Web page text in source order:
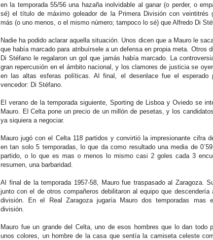
en la temporada 55/56 una hazaña inolvidable al ganar (o perder, o
sé) el título de máximo goleador de la Primera División con veintitrés
más (o uno menos, o el mismo número; tampoco lo sé) que Alfredo Di
Nadie ha podido aclarar aquella situación. Unos dicen que a Mauro le
que había marcado para atribuírsele a un defensa en propia meta. Otros
Di Stéfano le regalaron un gol que jamás había marcado. La
gran repercusión en el ámbito nacional, y los clamores de justicia se
en las altas esferas políticas. Al final, el desenlace fue el esperado
vencedor: Di Stéfano.
El verano de la temporada siguiente, Sporting de Lisboa y Oviedo se
Mauro. El Celta pone un precio de un millón de pesetas, y los
ya siquiera a negociar.
Mauro jugó con el Celta 118 partidos y convirtió la impresionante cifra
en tan solo 5 temporadas, lo que da como resultado una media de
partido, o lo que es mas o menos lo mismo casi 2 goles cada 3
resumen, una barbaridad.
Al final de la temporada 1957-58, Mauro fue traspasado al Zaragoza.
junto con el de otros compañeros debilitaron al equipo que descendería
división. En el Real Zaragoza jugaría Mauro dos temporadas mas
división.
Mauro fue un grande del Celta, uno de esos hombres que lo dan todo
unos colores, un hombre de la casa que sentía la camiseta celeste